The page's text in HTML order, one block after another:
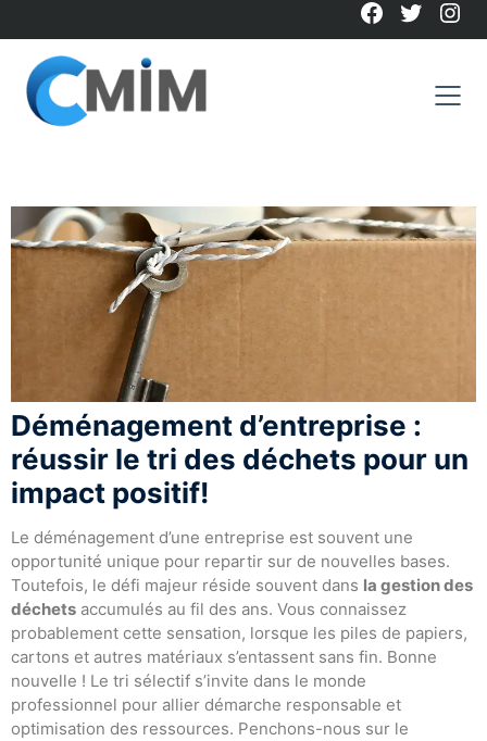
to
content
Facebook
Twitter
Déménagement d’entreprise :
réussir le tri des déchets pour un
impact positif!
Le déménagement d’une entreprise est souvent une
opportunité unique pour repartir sur de nouvelles bases.
Toutefois, le défi majeur réside souvent dans la gestion des
déchets accumulés au fil des ans. Vous connaissez
probablement cette sensation, lorsque les piles de papiers,
cartons et autres matériaux s’entassent sans fin. Bonne
nouvelle ! Le tri sélectif s’invite dans le monde
professionnel pour allier démarche responsable et
optimisation des ressources. Penchons-nous sur le